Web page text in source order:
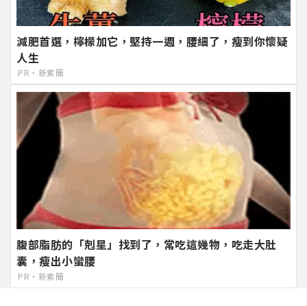
減肥首選，檸檬加它，堅持一週，腰細了，瘦到你懷疑
人生
PR・新素簡
腹部脂肪的「剋星」找到了，常吃這幾物，吃走大肚
囊，瘦出小蠻腰
PR・新素簡